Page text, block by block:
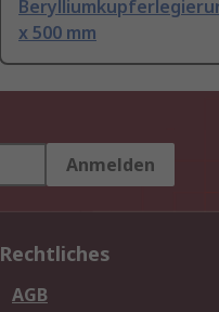
x 500 mm
Anmelden
Rechtliches
AGB